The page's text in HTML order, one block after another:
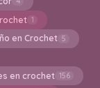
1
en Crochet 5
en crochet 156